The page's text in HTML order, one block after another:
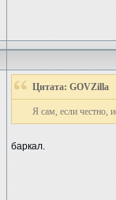
Цитата: GOVZilla
Я сам, если честно,
баркал.